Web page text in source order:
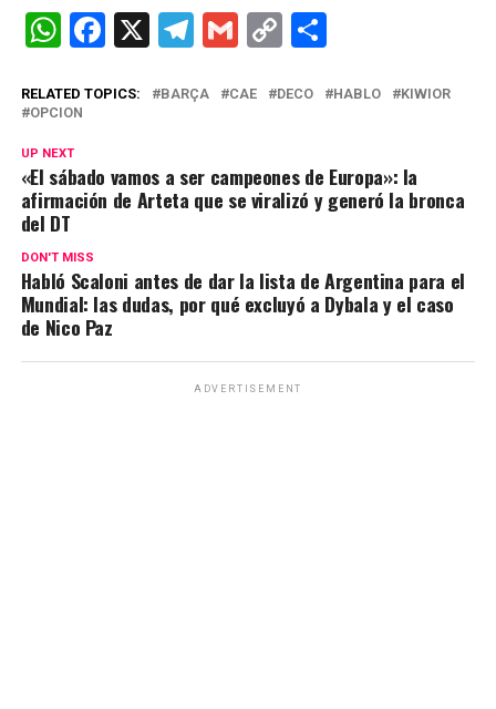
W
at
A
p
p
F
ce
o
o
X T
e
a
m
G
ail
C
py
n
k
C
m
ar
tir
RELATED TOPICS: BARÇA CAE DECO HABLO
KIWIOR
OPCION
UP NEXT
«El sábado vamos a ser campeones de Europa»: la
afirmación de Arteta que se viralizó y generó la bronca
del DT
DON'T MISS
Habló Scaloni antes de dar la lista de Argentina para el
Mundial: las dudas, por qué excluyó a Dybala y el caso
de Nico Paz
ADVERTISEMENT